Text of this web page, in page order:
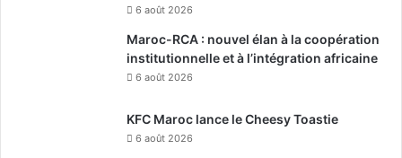
6 août 2026
Maroc-RCA : nouvel élan à la coopération
institutionnelle et à l’intégration africaine
6 août 2026
KFC Maroc lance le Cheesy Toastie
6 août 2026